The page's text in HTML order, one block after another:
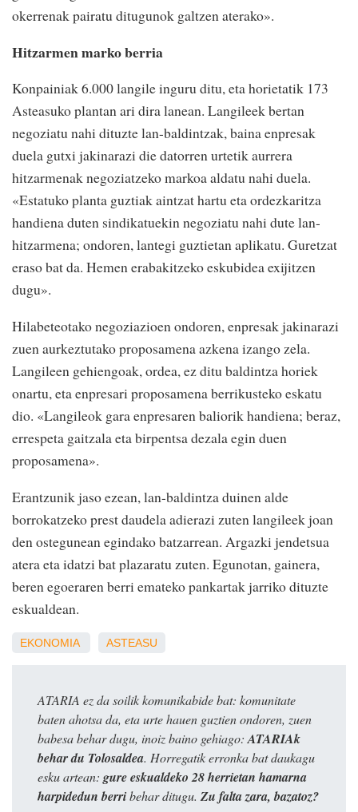
okerrenak pairatu ditugunok galtzen aterako».
Hitzarmen marko berria
Konpainiak 6.000 langile inguru ditu, eta horietatik 173
Asteasuko plantan ari dira lanean. Langileek bertan
negoziatu nahi dituzte lan-baldintzak, baina enpresak
duela gutxi jakinarazi die datorren urtetik aurrera
hitzarmenak negoziatzeko markoa aldatu nahi duela.
«Estatuko planta guztiak aintzat hartu eta ordezkaritza
handiena duten sindikatuekin negoziatu nahi dute lan-
hitzarmena; ondoren, lantegi guztietan aplikatu. Guretzat
eraso bat da. Hemen erabakitzeko eskubidea exijitzen
dugu».
Hilabeteotako negoziazioen ondoren, enpresak jakinarazi
zuen aurkeztutako proposamena azkena izango zela.
Langileen gehiengoak, ordea, ez ditu baldintza horiek
onartu, eta enpresari proposamena berrikusteko eskatu
dio. «Langileok gara enpresaren baliorik handiena; beraz,
errespeta gaitzala eta birpentsa dezala egin duen
proposamena».
Erantzunik jaso ezean, lan-baldintza duinen alde
borrokatzeko prest daudela adierazi zuten langileek joan
den ostegunean egindako batzarrean. Argazki jendetsua
atera eta idatzi bat plazaratu zuten. Egunotan, gainera,
beren egoeraren berri emateko pankartak jarriko dituzte
eskualdean.
EKONOMIA ASTEASU
ATARIA ez da soilik komunikabide bat: komunitate
baten ahotsa da, eta urte hauen guztien ondoren, zuen
babesa behar dugu, inoiz baino gehiago: ATARIAk
behar du Tolosaldea. Horregatik erronka bat daukagu
esku artean: gure eskualdeko 28 herrietan hamarna
harpidedun berribehar ditugu. Zu falta zara, bazatoz?